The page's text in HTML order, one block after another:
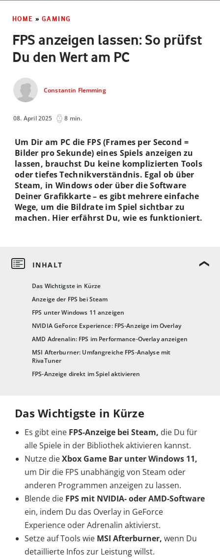
HOME » GAMING
FPS anzeigen lassen: So prüfst
Du den Wert am PC
Constantin Flemming
08. April 2025 8 min.
Das Wichtigste in Kürze
Anzeige der FPS bei Steam
FPS unter Windows 11 anzeigen
NVIDIA GeForce Experience: FPS-Anzeige im Overlay
AMD Adrenalin: FPS im Performance-Overlay anzeigen
MSI Afterburner: Umfangreiche FPS-Analyse mit
RivaTuner
FPS-Anzeige direkt im Spiel aktivieren
Um Dir am PC die FPS (Frames per Second =
Bilder pro Sekunde) eines Spiels anzeigen zu
lassen, brauchst Du keine komplizierten Tools
oder tiefes Technikverständnis. Egal ob über
Steam, in Windows oder über die Software
Deiner Grafikkarte – es gibt mehrere einfache
Wege, um die Bildrate im Spiel sichtbar zu
machen. Hier erfährst Du, wie es funktioniert.
Das Wichtigste in Kürze
Es gibt eine FPS-Anzeige bei Steam, die Du für
alle Spiele in der Bibliothek aktivieren kannst.
Nutze dieXbox Game Bar unter Windows 11,
um Dir die FPS unabhängig von Steam oder
anderen Programmen anzeigen zu lassen.
Blende die FPS mit NVIDIA- oder AMD-Software
ein, indem Du das Overlay in GeForce
Experience oder Adrenalin aktivierst.
Setze auf Tools wie MSI Afterburner, wenn Du
detaillierte Infos zur Leistung willst.